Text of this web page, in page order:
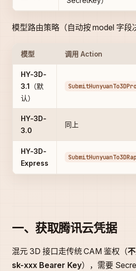
模型路由策略（自动按 model 字段
模型 调用 Action
HY-3D-
3.1 （默
认）
HY-3D-
3.0
同上
HY-3D-
Express
一、获取腾讯云凭据
混元 3D 接口走传统 CAM 鉴权（
sk-xxx Bearer Key），需要